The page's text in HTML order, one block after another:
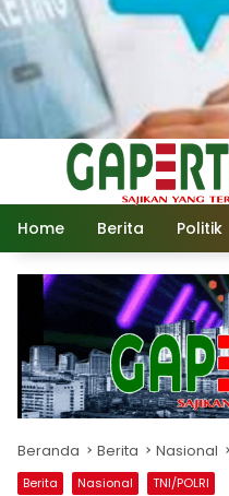
Home Berita Politik
Beranda Berita Nasional
Berita Nasional TNI/POLRI